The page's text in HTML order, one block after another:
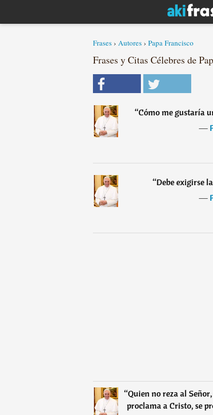
Frases › Autores › Papa Francisco
Frases y Citas Célebres de
“Cómo me gustaría
―
“Debe exigirse
―
“Quien no reza al
proclama a Cristo, se